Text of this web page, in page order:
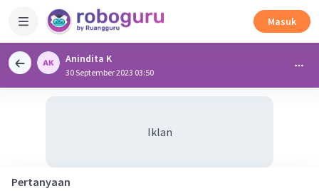
Masuk
Anindita K
30 September 2023 03:50
Iklan
Pertanyaan